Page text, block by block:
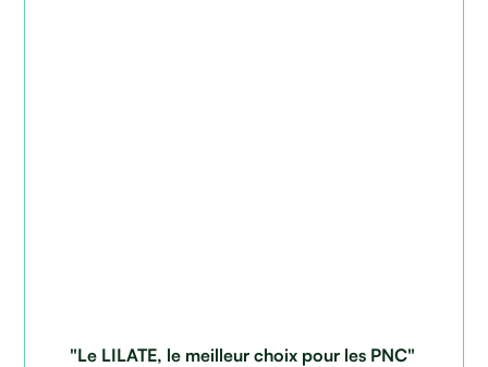
"Le LILATE, le meilleur choix pour les PNC"